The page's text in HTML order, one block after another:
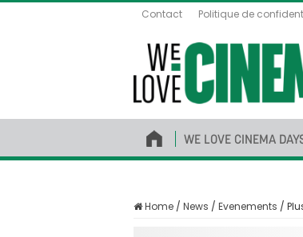
Contact Politique de
WE LOVE CINEMA
Home / News / Evenements /